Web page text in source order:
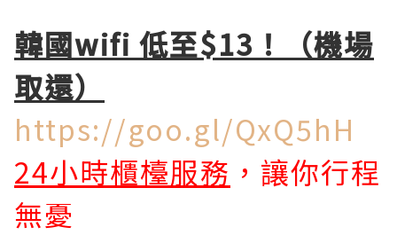
韓國wifi 低至$13！
（機場
取還）
https://goo.gl/QxQ5hH
24小時櫃檯服務 ，讓你行程
無憂